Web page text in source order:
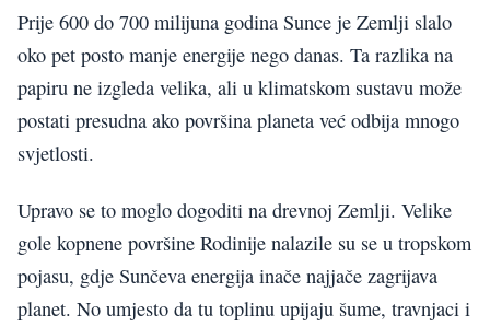
Prije 600 do 700 milijuna godina Sunce je Zemlji slalo
oko pet posto manje energije nego danas. Ta razlika na
papiru ne izgleda velika, ali u klimatskom sustavu može
postati presudna ako površina planeta već odbija mnogo
svjetlosti.
Upravo se to moglo dogoditi na drevnoj Zemlji. Velike
gole kopnene površine Rodinije nalazile su se u tropskom
pojasu, gdje Sunčeva energija inače najjače zagrijava
planet. No umjesto da tu toplinu upijaju šume, travnjaci i